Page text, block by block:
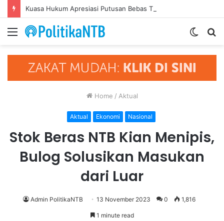
Menu
Switch
Home / Aktual
Aktual Ekonomi Nasional
Stok Beras NTB Kian Menipis,
Bulog Solusikan Masukan
dari Luar
Admin PolitikaNTB 13 November 2023 0 1,816
1 minute read